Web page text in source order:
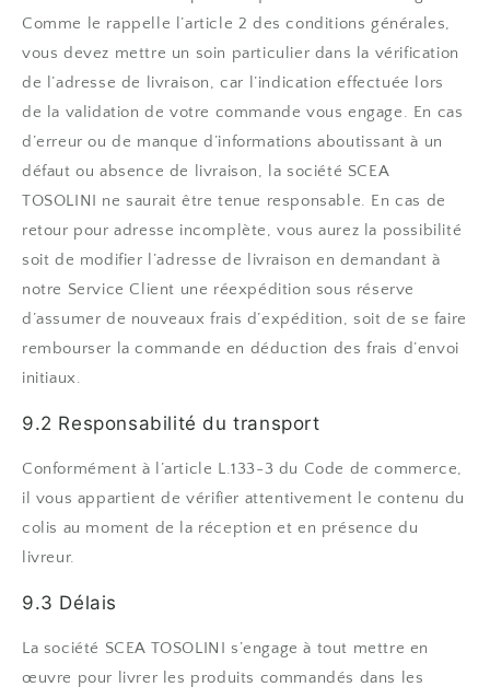
Comme le rappelle l’article 2 des conditions générales,
vous devez mettre un soin particulier dans la vérification
de l’adresse de livraison, car l’indication effectuée lors
de la validation de votre commande vous engage. En cas
d’erreur ou de manque d’informations aboutissant à un
défaut ou absence de livraison, la société SCEA
TOSOLINI ne saurait être tenue responsable. En cas de
retour pour adresse incomplète, vous aurez la possibilité
soit de modifier l’adresse de livraison en demandant à
notre Service Client une réexpédition sous réserve
d’assumer de nouveaux frais d’expédition, soit de se faire
rembourser la commande en déduction des frais d’envoi
initiaux.
9.2 Responsabilité du transport
Conformément à l’article L.133-3 du Code de commerce,
il vous appartient de vérifier attentivement le contenu du
colis au moment de la réception et en présence du
livreur.
9.3 Délais
La société SCEA TOSOLINI s’engage à tout mettre en
œuvre pour livrer les produits commandés dans les